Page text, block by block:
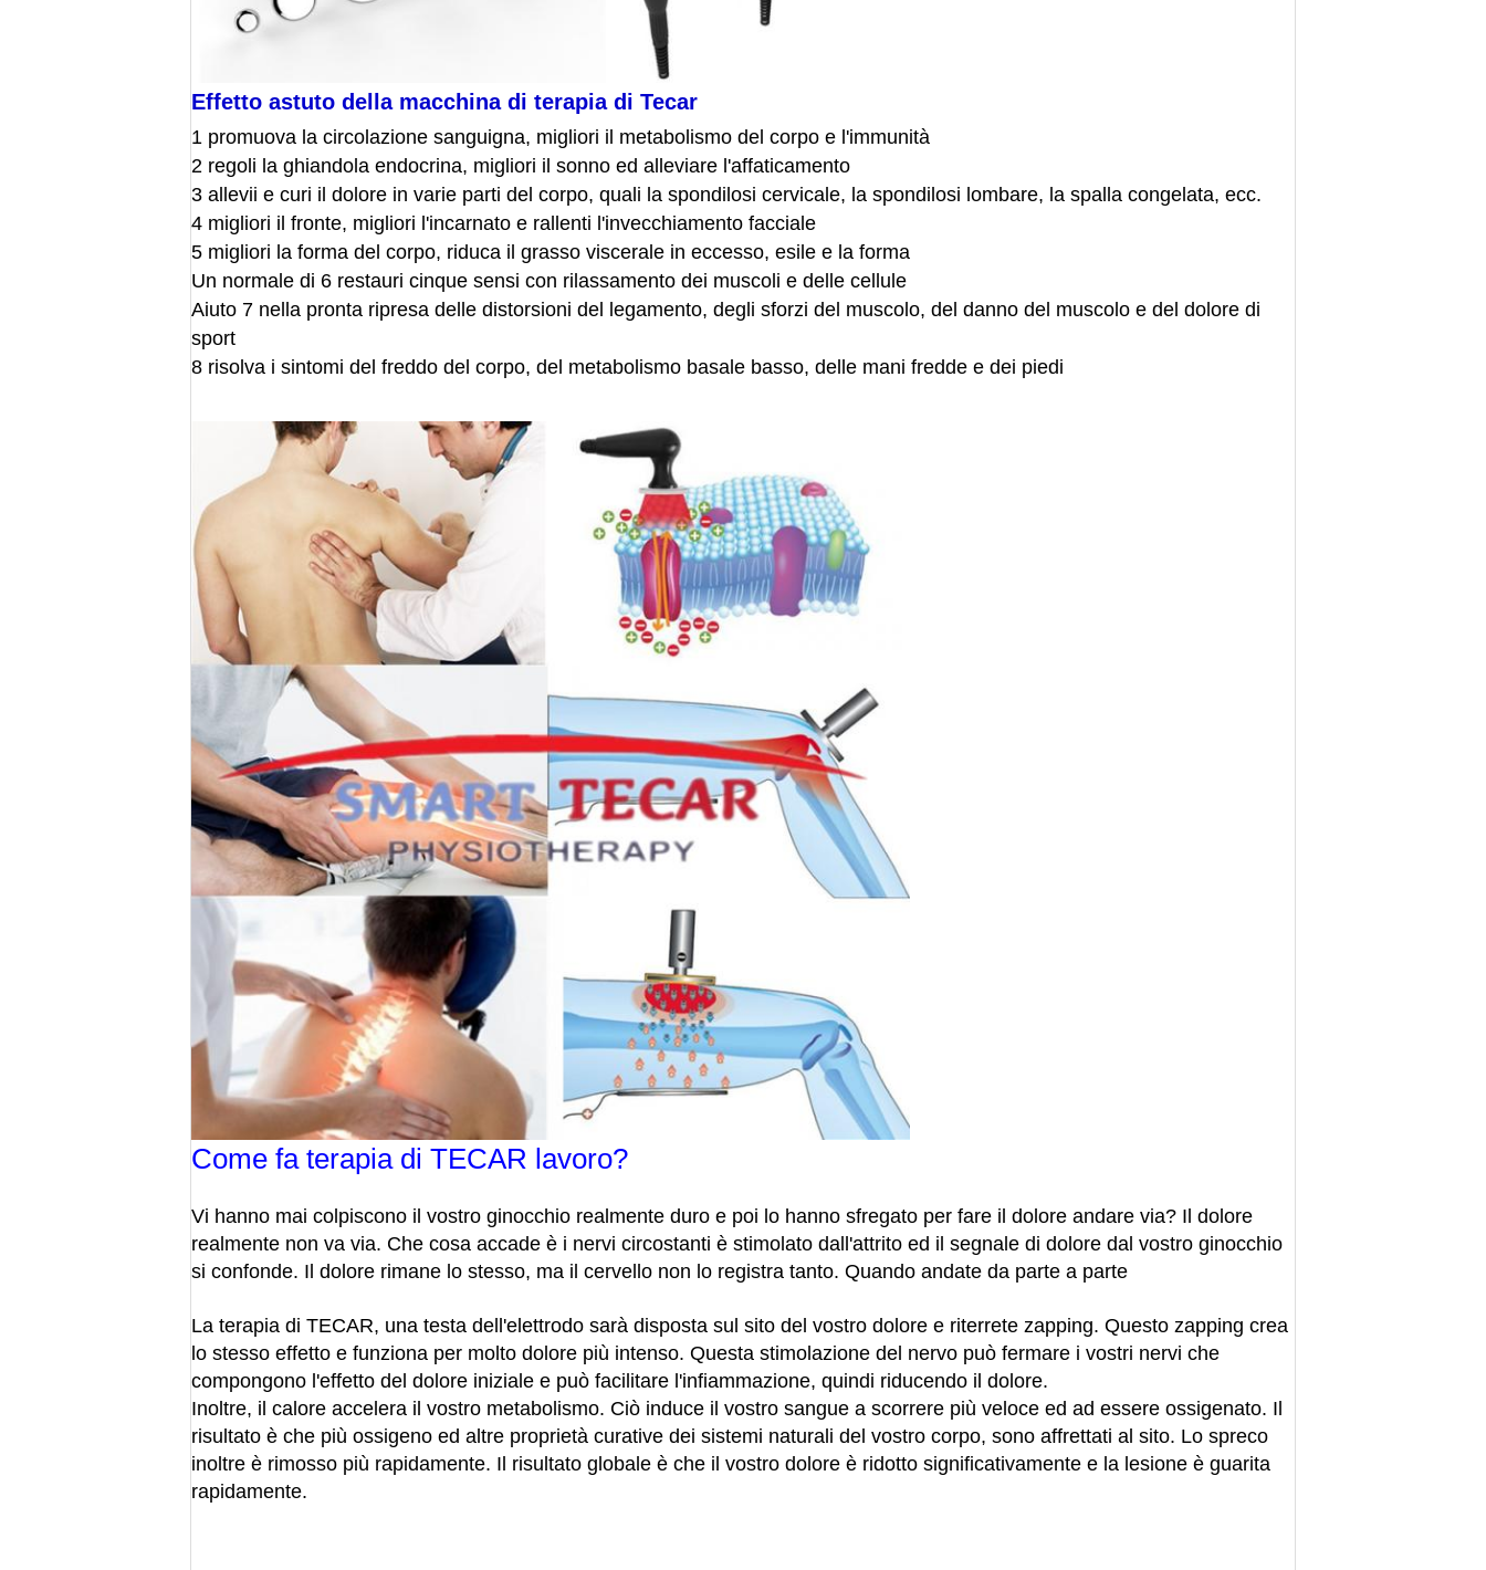
Effetto astuto della macchina di terapia di Tecar
1 promuova la circolazione sanguigna, migliori il metabolismo del corpo e l'immunità
2 regoli la ghiandola endocrina, migliori il sonno ed alleviare l'affaticamento
3 allevii e curi il dolore in varie parti del corpo, quali la spondilosi cervicale, la spondilosi lombare, la spalla congelata, ecc.
4 migliori il fronte, migliori l'incarnato e rallenti l'invecchiamento facciale
5 migliori la forma del corpo, riduca il grasso viscerale in eccesso, esile e la forma
Un normale di 6 restauri cinque sensi con rilassamento dei muscoli e delle cellule
Aiuto 7 nella pronta ripresa delle distorsioni del legamento, degli sforzi del muscolo, del danno del muscolo e del dolore di
sport
8 risolva i sintomi del freddo del corpo, del metabolismo basale basso, delle mani fredde e dei piedi
Come fa terapia di TECAR lavoro?
Vi hanno mai colpiscono il vostro ginocchio realmente duro e poi lo hanno sfregato per fare il dolore andare via? Il dolore
realmente non va via. Che cosa accade è i nervi circostanti è stimolato dall'attrito ed il segnale di dolore dal vostro ginocchio
si confonde. Il dolore rimane lo stesso, ma il cervello non lo registra tanto. Quando andate da parte a parte
La terapia di TECAR, una testa dell'elettrodo sarà disposta sul sito del vostro dolore e riterrete zapping. Questo zapping crea
lo stesso effetto e funziona per molto dolore più intenso. Questa stimolazione del nervo può fermare i vostri nervi che
compongono l'effetto del dolore iniziale e può facilitare l'infiammazione, quindi riducendo il dolore.
Inoltre, il calore accelera il vostro metabolismo. Ciò induce il vostro sangue a scorrere più veloce ed ad essere ossigenato. Il
risultato è che più ossigeno ed altre proprietà curative dei sistemi naturali del vostro corpo, sono affrettati al sito. Lo spreco
inoltre è rimosso più rapidamente. Il risultato globale è che il vostro dolore è ridotto significativamente e la lesione è guarita
rapidamente.